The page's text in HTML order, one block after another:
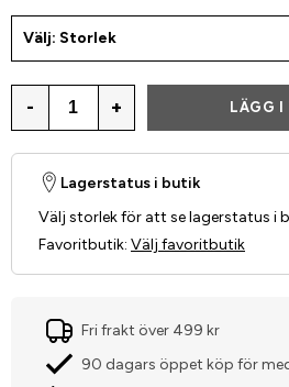
Välj: Storlek
- + LÄGG I
Lagerstatus i butik
Välj storlek för att se lagerstatus i
Favoritbutik: Välj favoritbutik
Fri frakt över 499 kr
90 dagars öppet köp för